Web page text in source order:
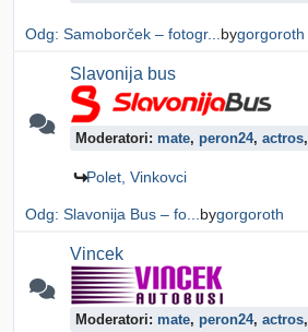
Odg: Samoborček – fotogr... bygorgoroth
Slavonija bus
Moderatori: mate, peron24, actros,
Polet, Vinkovci
Odg: Slavonija Bus – fo... bygorgoroth
Vincek
Moderatori: mate, peron24, actros,